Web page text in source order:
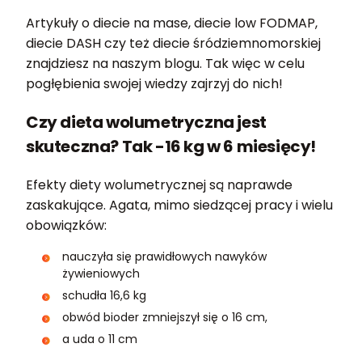
Artykuły o diecie na mase, diecie low FODMAP,
diecie DASH czy też diecie śródziemnomorskiej
znajdziesz na naszym blogu. Tak więc w celu
pogłębienia swojej wiedzy zajrzyj do nich!
Czy dieta wolumetryczna jest
skuteczna? Tak -16 kg w 6 miesięcy!
Efekty diety wolumetrycznej są naprawde
zaskakujące. Agata, mimo siedzącej pracy i wielu
obowiązków:
nauczyła się prawidłowych nawyków
żywieniowych
schudła 16,6 kg
obwód bioder zmniejszył się o 16 cm,
a uda o 11 cm